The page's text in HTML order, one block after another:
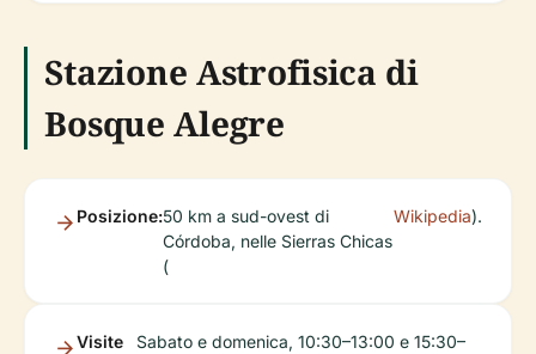
Stazione Astrofisica di
Bosque Alegre
Posizione:50 km a sud-ovest di
Córdoba, nelle Sierras Chicas
(
Wikipedia).
Visite
Sabato e domenica, 10:30–13:00 e 15:30–